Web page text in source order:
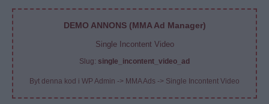
DEMO ANNONS (MMA Ad Manager)
Single Incontent Video
Slug: single_incontent_video_ad
Byt denna kod i WP Admin -> MMA Ads -> Single Incontent Video